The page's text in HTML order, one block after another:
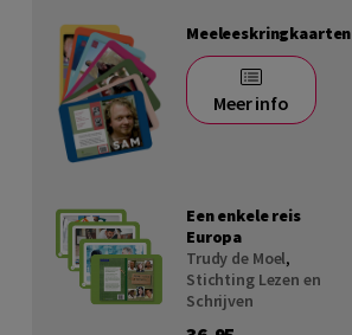
Meeleeskringkaarten
Meer info
Een enkele reis
Europa
Trudy de Moel,
Stichting Lezen en
Schrijven